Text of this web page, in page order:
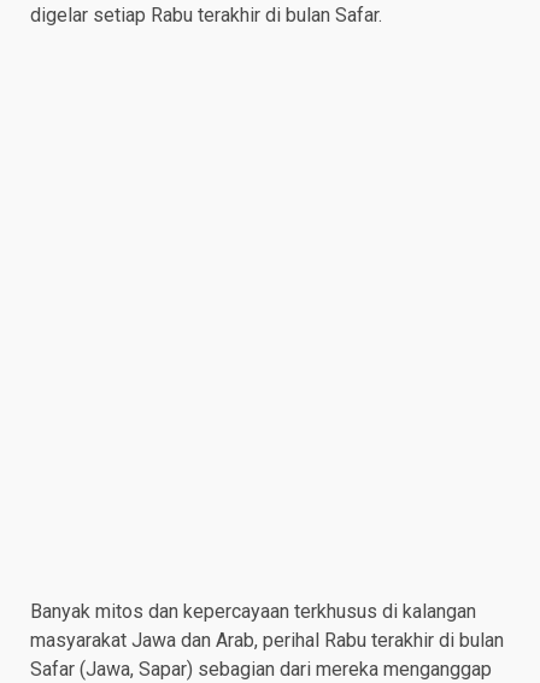
digelar setiap Rabu terakhir di bulan Safar.
Banyak mitos dan kepercayaan terkhusus di kalangan
masyarakat Jawa dan Arab, perihal Rabu terakhir di bulan
Safar (Jawa, Sapar) sebagian dari mereka menganggap